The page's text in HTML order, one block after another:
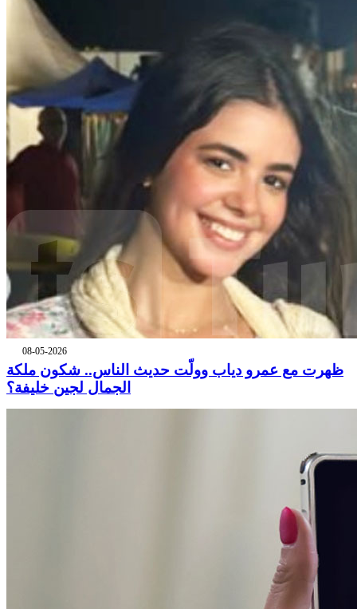
08-05-2026
ظهرت مع عمرو دياب وولّت حديث الناس.. شكون ملكة
الجمال لجين خليفة؟